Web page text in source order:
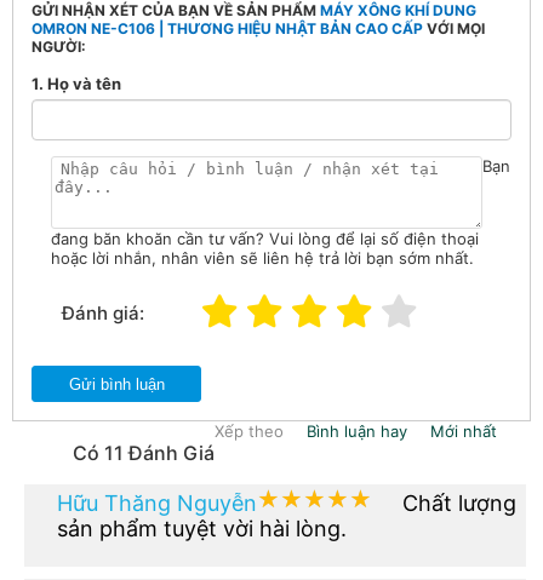
GỬI NHẬN XÉT CỦA BẠN VỀ SẢN PHẨM MÁY XÔNG KHÍ DUNG
OMRON NE-C106 | THƯƠNG HIỆU NHẬT BẢN CAO CẤP VỚI MỌI
NGƯỜI:
1. Họ và tên
Bạn
đang băn khoăn cần tư vấn? Vui lòng để lại số điện thoại
hoặc lời nhắn, nhân viên sẽ liên hệ trả lời bạn sớm nhất.
Đánh giá:
Gửi bình luận
Có 11 Đánh Giá
Xếp theo Bình luận hay Mới nhất
Hữu Thăng Nguyễn★★★★★
★★★★★
Chất lượng
sản phẩm tuyệt vời hài lòng.